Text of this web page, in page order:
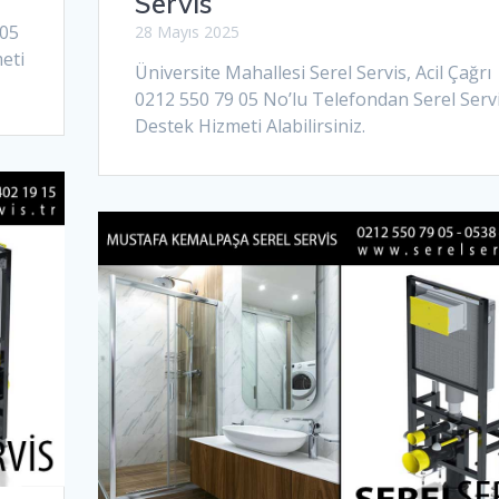
28 Mayıs 2025
Üniversite Mahallesi Serel Servis, Acil Çağrı
0212 550 79 05 No’lu Telefondan Serel
Destek Hizmeti Alabilirsiniz.